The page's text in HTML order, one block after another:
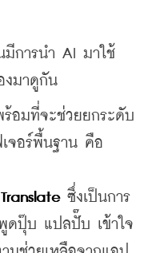
การนำ AI มาใช้
งมาดูกัน
มที่จะช่วยยกระดับ
จอร์พื้นฐาน คือ
Translate ซึ่งเป็นการ
ดปุ๊บ แปลปั๊บ เข้าใจ